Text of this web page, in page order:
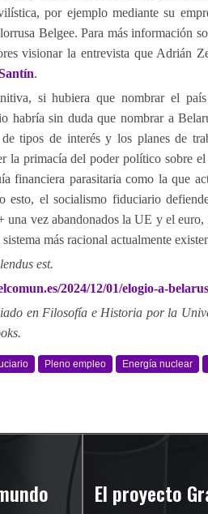
por ejemplo mediante su
Belgee. Para más información
visionar la entrevista que Adrián
.
si hubiera que nombrar el
habría sin duda que nombrar a
tipos de interés y los planes de
la primacía del poder político sobre
financiera parasitaria como la que
esto, el socialismo fiduciario
una vez abandonados la UE y el
más racional actualmente
est.
2024/12/01/elogio-a-
en Filosofía e Historia por la
Pleno empleo Energía nuclear
El proyecto